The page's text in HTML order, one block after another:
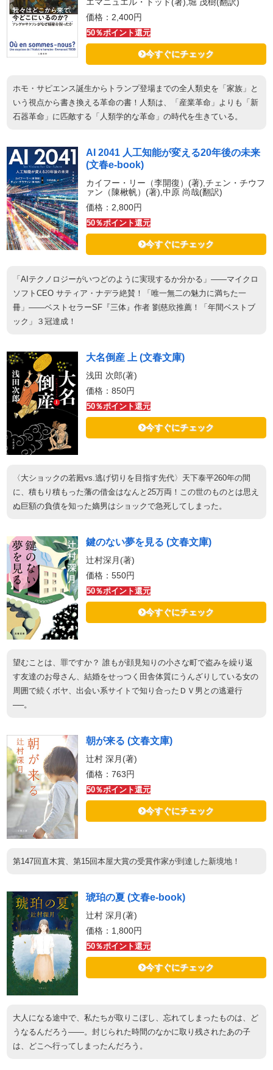
価格：2,400円
50％ポイント還元
今すぐにチェック
ホモ・サピエンス誕生からトランプ登場までの全人類史を「家族」と
いう視点から書き換える革命の書！人類は、「産業革命」よりも「新
石器革命」に匹敵する「人類学的な革命」の時代を生きている。
AI 2041 人工知能が変える20年後の未来
(文春e-book)
カイフー・リー（李開復）(著),チェン・チウフ
ァン（陳楸帆）(著),中原 尚哉(翻訳)
価格：2,800円
50％ポイント還元
今すぐにチェック
「AIテクノロジーがいつどのように実現するか分かる」――マイクロ
ソフトCEO サティア・ナデラ絶賛！「唯一無二の魅力に満ちた一
冊」――ベストセラーSF『三体』作者 劉慈欣推薦！「年間ベストブ
ック」３冠達成！
大名倒産 上 (文春文庫)
浅田 次郎(著)
価格：850円
50％ポイント還元
今すぐにチェック
〈大ショックの若殿vs.逃げ切りを目指す先代〉天下泰平260年の間
に、積もり積もった藩の借金はなんと25万両！この世のものとは思え
ぬ巨額の負債を知った嫡男はショックで急死してしまった。
鍵のない夢を見る (文春文庫)
辻村深月(著)
価格：550円
50％ポイント還元
今すぐにチェック
望むことは、罪ですか？ 誰もが顔見知りの小さな町で盗みを繰り返
す友達のお母さん、結婚をせっつく田舎体質にうんざりしている女の
周囲で続くボヤ、出会い系サイトで知り合ったＤＶ男との逃避行
──。
朝が来る (文春文庫)
辻村 深月(著)
価格：763円
50％ポイント還元
今すぐにチェック
第147回直木賞、第15回本屋大賞の受賞作家が到達した新境地！
琥珀の夏 (文春e-book)
辻村 深月(著)
価格：1,800円
50％ポイント還元
今すぐにチェック
大人になる途中で、私たちが取りこぼし、忘れてしまったものは、ど
うなるんだろう――。封じられた時間のなかに取り残されたあの子
は、どこへ行ってしまったんだろう。